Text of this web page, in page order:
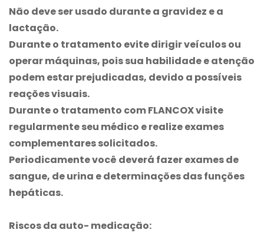
Não deve ser usado durante a gravidez e a
lactação.
Durante o tratamento evite dirigir veículos ou
operar máquinas, pois sua habilidade e atenção
podem estar prejudicadas, devido a possíveis
reações visuais.
Durante o tratamento comFLANCOXvisite
regularmente seu médico e realize exames
complementares solicitados.
Periodicamente você deverá fazer exames de
sangue, de urina e determinações das funções
hepáticas.
Riscos da auto- medicação: